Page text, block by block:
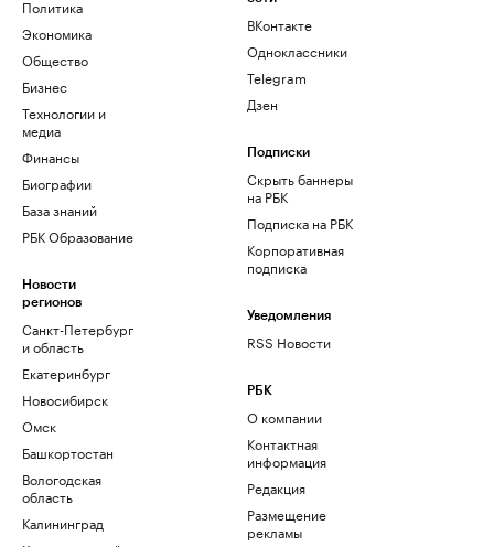
Политика
Экономика
Общество
Бизнес
Технологии и
медиа
Финансы
Биографии
База знаний
РБК Образование
Новости
регионов
Санкт-Петербург
и область
Екатеринбург
Новосибирск
Омск
Башкортостан
Вологодская
область
Калининград
ВКонтакте
Одноклассники
Telegram
Дзен
Подписки
Скрыть баннеры
на РБК
Подписка на РБК
Корпоративная
подписка
Уведомления
RSS Новости
РБК
О компании
Контактная
информация
Редакция
Размещение
рекламы